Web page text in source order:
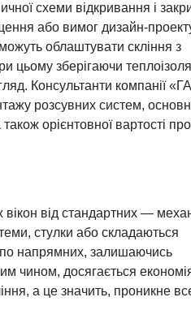
вікон
дверей
схеми відкривання і
або вимог дизайн-
облаштувати скління з
цьому зберігаючи
Консультанти компанії
розсувних систем,
орієнтовної вартості
вікон від стандартних —
стулки або складаються
по напрямних, залишаючись
чином, досягається
а це значить, проникне